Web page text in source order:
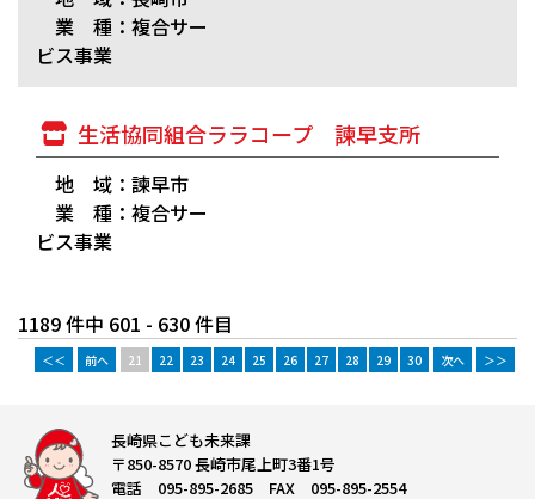
業 種：複合サー
ビス事業
生活協同組合ララコープ 諫早支所
地 域：諫早市
業 種：複合サー
ビス事業
1189 件中 601 - 630 件目
＜＜ 前へ 21 22 23 24 25 26 27 28 29 30 次へ ＞＞
長崎県こども未来課
〒850-8570 長崎市尾上町3番1号
電話 095-895-2685 FAX 095-895-2554